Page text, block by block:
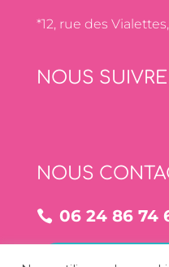
*12, rue des
NOUS
NOUS
06 24 86 74
NOUS